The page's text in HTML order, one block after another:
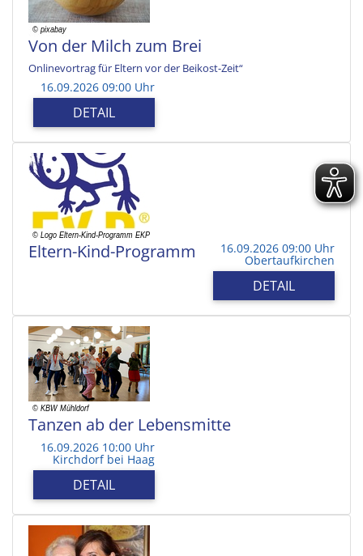
Von der Milch zum Brei
Onlinevortrag für Eltern vor der Beikost-Zeit“
16.09.2026 09:00 Uhr
DETAIL
Eltern-Kind-Programm 16.09.2026 09:00 Uhr
Obertaufkirchen
DETAIL
Tanzen ab der Lebensmitte
16.09.2026 10:00 Uhr
Kirchdorf bei Haag
DETAIL